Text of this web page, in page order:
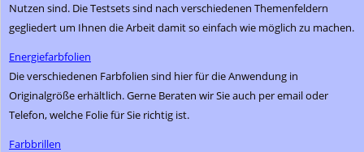
Nutzen sind. Die Testsets sind nach verschiedenen Themenfeldern
gegliedert um Ihnen die Arbeit damit so einfach wie möglich zu machen.
Energiefarbfolien
Die verschiedenen Farbfolien sind hier für die Anwendung in
Originalgröße erhältlich. Gerne Beraten wir Sie auch per email oder
Telefon, welche Folie für Sie richtig ist.
Farbbrillen